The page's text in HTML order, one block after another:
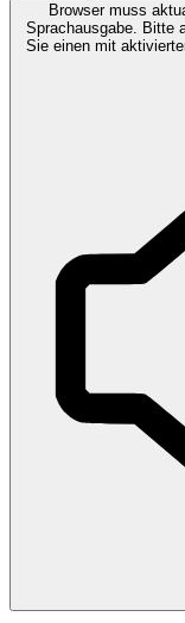
Browser muss
Sprachausgabe. Bitte
Sie einen mit